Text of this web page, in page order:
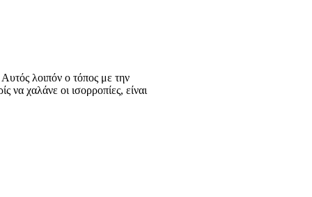
λοιπόν ο τόπος με την
να χαλάνε οι ισορροπίες, είναι